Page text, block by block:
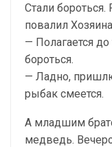
Стали
повалил
— Полагается до
бороться.
— Ладно,
рыбак смеется.
А младшим
медведь.